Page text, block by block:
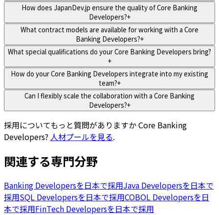
How does JapanDev.jp ensure the quality of Core Banking
Developers?+
What contract models are available for working with a Core
Banking Developers?+
What special qualifications do your Core Banking Developers bring?
+
How do your Core Banking Developers integrate into my existing
team?+
Can I flexibly scale the collaboration with a Core Banking
Developers?+
採用についてもっと質問がありますかCore Banking
Developers? 人材プールを見る.
関連する専門分野
Banking Developersを日本で採用Java Developersを日本で
採用SQL Developersを日本で採用COBOL Developersを日
本で採用FinTech Developersを日本で採用